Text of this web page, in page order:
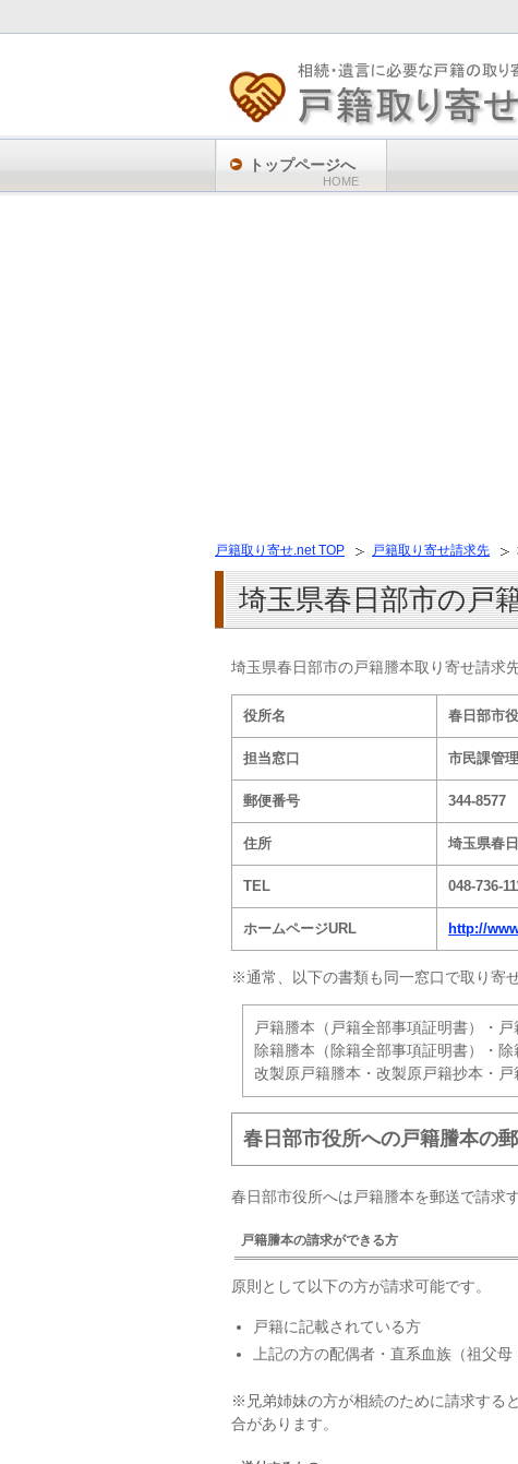
トップページへ
HOME
戸籍取り寄せ.net TOP 戸籍取り寄せ請求先
埼玉県春日部市の戸
埼玉県春日部市の戸籍謄本取り寄せ請求
役所名 春日部市
担当窓口 市民課管
郵便番号 344-8577
住所 埼玉県春
TEL 048-736-
ホームページURL http://
※通常、以下の書類も同一窓口で取り寄
戸籍謄本（戸籍全部事項証明書）・戸
除籍謄本（除籍全部事項証明書）・除
改製原戸籍謄本・改製原戸籍抄本・
春日部市役所への戸籍謄本の
春日部市役所へは戸籍謄本を郵送で請求
戸籍謄本の請求ができる方
原則として以下の方が請求可能です。
戸籍に記載されている方
上記の方の配偶者・直系血族（祖父母
※兄弟姉妹の方が相続のために請求する
合があります。